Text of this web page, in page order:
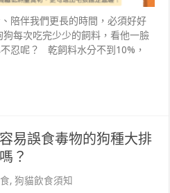
陪伴我們更長的時間，必須好好
每次吃完少少的飼料，看他一臉
忍呢？ 乾飼料水分不到10%，
易誤食毒物的狗種大排
？
,狗貓飲食須知